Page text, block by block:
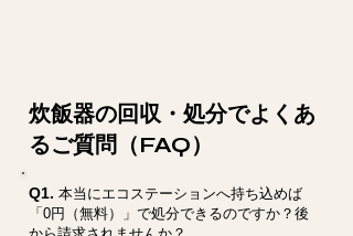
炊飯器の回収・処分でよくあ
るご質問（FAQ）
Q1. 本当にエコステーションへ持ち込めば
「0円（無料）」で処分できるのですか？後